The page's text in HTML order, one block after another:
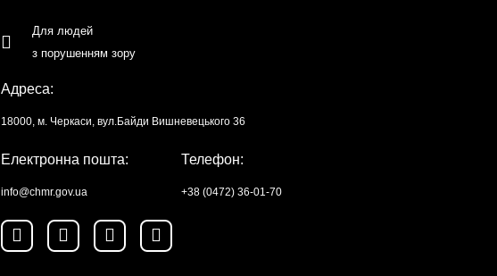
Для людей
з порушенням зору
Адреса:
18000, м. Черкаси, вул.Байди Вишневецького 36
Електронна пошта:
info@chmr.gov.ua
Телефон:
+38 (0472) 36-01-70